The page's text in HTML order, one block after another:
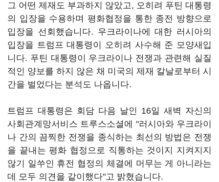
그 어떤 제재도 부과하지 않았고, 오히려 푸틴 대통령
의 입장을 수용하며 평화협정을 통한 종전 방향으로
입장을 선회했습니다. 우크라이나에 대한 러시아의
입장을 트럼프 대통령이 오히려 사수해 준 모양새입
니다. 푸틴 대통령이 우크라이나 전쟁과 관련해 실질
적인 양보를 하지 않은 채 미국의 제재 칼날로부터 시
간을 벌었다는 분석도 나옵니다.
트럼프 대통령은 회담 다음 날인 16일 새벽 자신의
사회관계망서비스 트루스소셜에 "러시아와 우크라이
나 간의 끔찍한 전쟁을 종식하는 최선의 방법은 전쟁
을 끝내는 평화 협정으로 직통하는 것이지 지켜지지
않기 일쑤인 휴전 협정의 체결에 머무는 게 아니라는
데 모두 의견을 같이했다"고 밝혔습니다.